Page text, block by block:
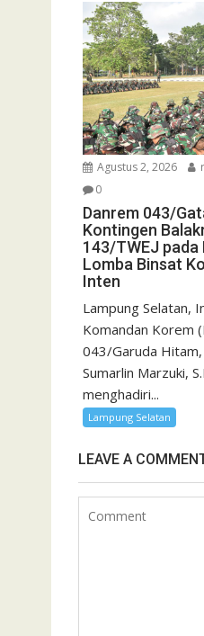
Agustus 2, 2026
0
Danrem 043/
Kontingen
143/TWEJ pada
Lomba Binsat
Inten
Lampung Selatan,
Komandan Korem
043/Garuda
Sumarlin Marzuki,
menghadiri...
Lampung Selatan
LEAVE A